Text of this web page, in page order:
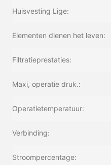
Huisvesting Lige:
Elementen dienen het leven:
Filtratieprestaties:
Maxi, operatie druk.:
Operatietemperatuur:
Verbinding:
Stroompercentage: